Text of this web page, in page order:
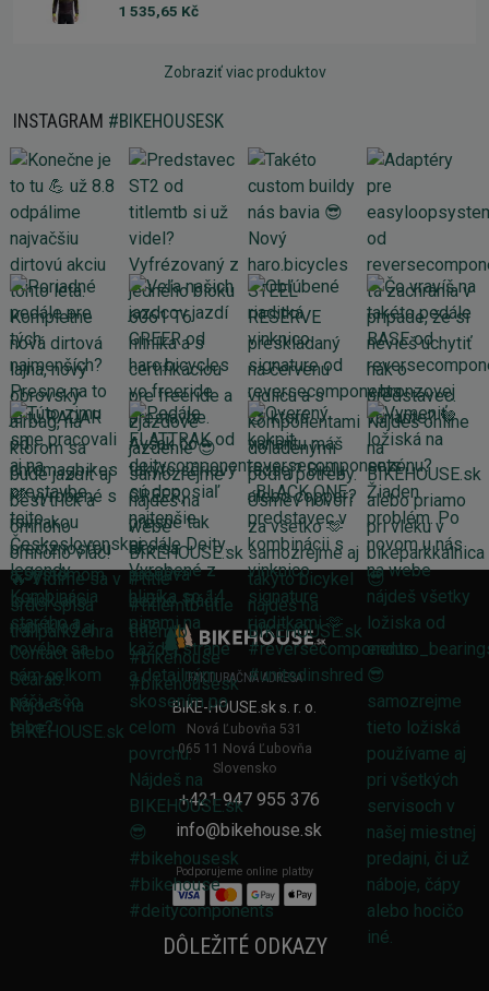
1 535,65 Kč
Zobraziť viac produktov
INSTAGRAM #BIKEHOUSESK
FAKTURAČNÁ ADRESA
BIKE-HOUSE.sk s. r. o.
Nová Ľubovňa 531
065 11 Nová Ľubovňa
Slovensko
+421 947 955 376
info@bikehouse.sk
Podporujeme online platby
DÔLEŽITÉ ODKAZY